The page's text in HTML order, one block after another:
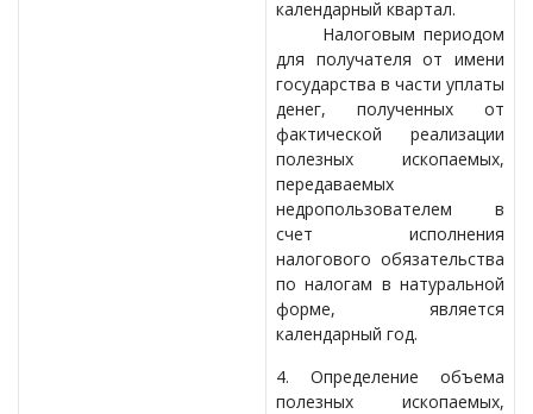
календарный квартал.
Налоговым периодом
для получателя от имени
государства в части уплаты
денег, полученных от
фактической реализации
полезных ископаемых,
передаваемых
недропользователем в
счет исполнения
налогового обязательства
по налогам в натуральной
форме, является
календарный год.
4. Определение объема
полезных ископаемых,